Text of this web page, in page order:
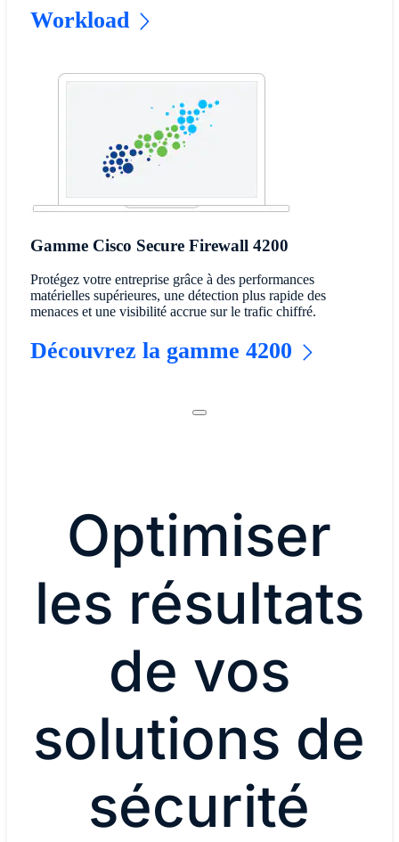
Workload
Gamme Cisco Secure Firewall 4200
Protégez votre entreprise grâce à des performances
matérielles supérieures, une détection plus rapide des
menaces et une visibilité accrue sur le trafic chiffré.
Découvrez la gamme 4200
Optimiser
les résultats
de vos
solutions de
sécurité